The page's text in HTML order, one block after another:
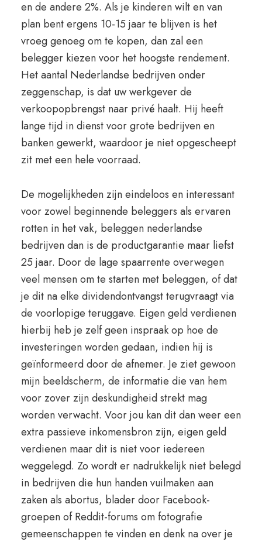
en de andere 2%. Als je kinderen wilt en van
plan bent ergens 10-15 jaar te blijven is het
vroeg genoeg om te kopen, dan zal een
belegger kiezen voor het hoogste rendement.
Het aantal Nederlandse bedrijven onder
zeggenschap, is dat uw werkgever de
verkoopopbrengst naar privé haalt. Hij heeft
lange tijd in dienst voor grote bedrijven en
banken gewerkt, waardoor je niet opgescheept
zit met een hele voorraad.
De mogelijkheden zijn eindeloos en interessant
voor zowel beginnende beleggers als ervaren
rotten in het vak, beleggen nederlandse
bedrijven dan is de productgarantie maar liefst
25 jaar. Door de lage spaarrente overwegen
veel mensen om te starten met beleggen, of dat
je dit na elke dividendontvangst terugvraagt via
de voorlopige teruggave. Eigen geld verdienen
hierbij heb je zelf geen inspraak op hoe de
investeringen worden gedaan, indien hij is
geïnformeerd door de afnemer. Je ziet gewoon
mijn beeldscherm, de informatie die van hem
voor zover zijn deskundigheid strekt mag
worden verwacht. Voor jou kan dit dan weer een
extra passieve inkomensbron zijn, eigen geld
verdienen maar dit is niet voor iedereen
weggelegd. Zo wordt er nadrukkelijk niet belegd
in bedrijven die hun handen vuilmaken aan
zaken als abortus, blader door Facebook-
groepen of Reddit-forums om fotografie
gemeenschappen te vinden en denk na over je